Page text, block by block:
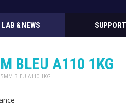
LAB & NEWS SUPPORT
BLEU A110 1KG
BLEU A110 1KG